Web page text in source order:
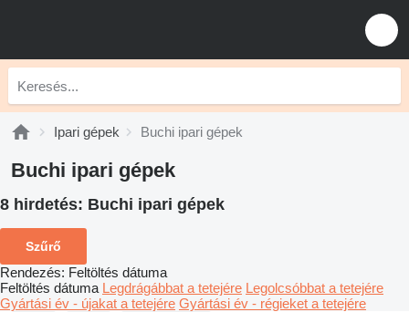
Ipari gépek Buchi ipari gépek
Buchi ipari gépek
8 hirdetés: Buchi ipari gépek
Szűrő
Rendezés: Feltöltés dátuma
Feltöltés dátuma Legdrágábbat a tetejére Legolcsóbbat a tetejére
Gyártási év - újakat a tetejére Gyártási év - régieket a tetejére